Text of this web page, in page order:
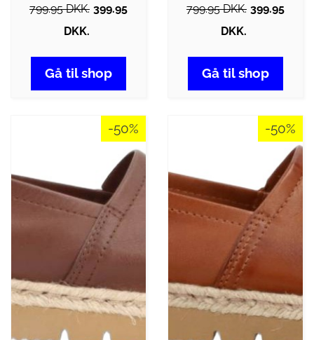
799.95 DKK. 399.95
DKK.
Gå til shop
799.95 DKK. 399.95
DKK.
Gå til shop
-50% -50%